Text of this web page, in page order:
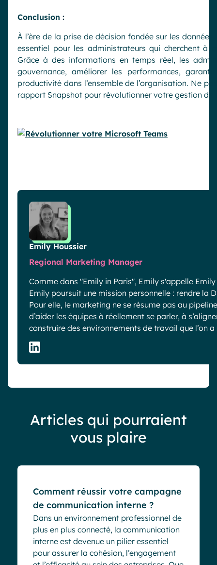
Conclusion :
À l’ère de la prise de décision fondée sur les
essentiel pour les administrateurs qui cherchent à
Grâce à des informations en temps réel, les
gouvernance, améliorer les performances,
productivité dans l’ensemble de l’organisation. Ne
rapport Snapshot pour révolutionner votre gestion de
Emily Houssier
Regional Marketing Manager
Comme dans "Emily in Paris", Emily s'appelle
Emily poursuit une mission personnelle : rendre la
Pour elle, le marketing ne se résume pas au
d’aider les équipes à réellement se parler, à
construire des environnements de travail que l’on a
Articles qui pourraient
vous plaire
Comment réussir votre campagne
de communication interne ?
Dans un environnement professionnel de
plus en plus connecté, la communication
interne est devenue un pilier essentiel
pour assurer la cohésion, l’engagement